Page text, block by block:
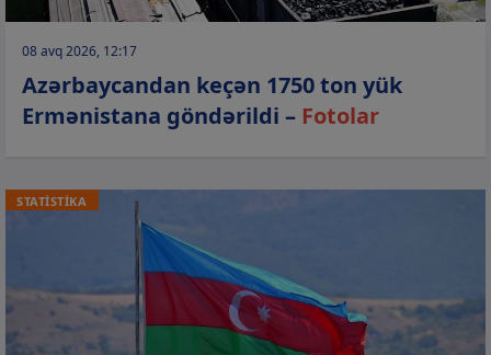
08 avq 2026, 12:17
Azərbaycandan keçən 1750 ton yük
Ermənistana göndərildi – Fotolar
STATİSTİKA